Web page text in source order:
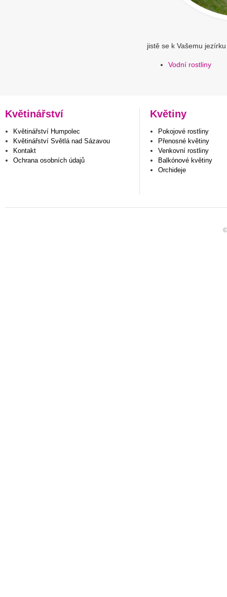
jistě se k Vašemu
Vodní rostliny
Květinářství
Květinářství Humpolec
Květinářství Světlá nad Sázavou
Kontakt
Ochrana osobních údajů
Květiny
Pokojové rostliny
Přenosné květiny
Venkovní rostliny
Balkónové květiny
Orchideje